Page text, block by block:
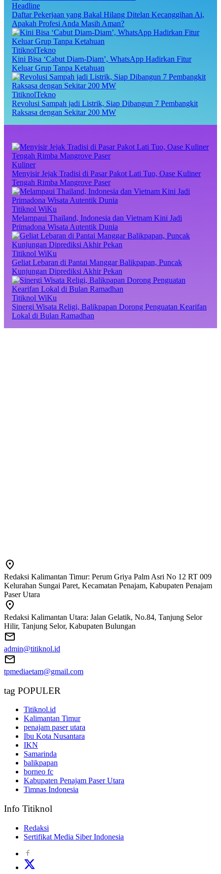
Headline
Daftar Pekerjaan yang Bakal Hilang Ditelan Kecanggihan Ai,
Apakah Profesi Anda Masih Aman?
TitiknolTekno
Kini Bisa ‘Cabut Diam-Diam’, WhatsApp Hadirkan Fitur
Keluar Grup Tanpa Ketahuan
TitiknolTekno
Revolusi Sampah jadi Listrik, Siap Dibangun 7 Pembangkit
Raksasa dengan Sekitar 200 MW
Kuliner
Menyisir Jejak Tradisi di Pasar Pakot Lati Tuo, Oase Kuliner
Tengah Rimba Mangrove Paser
Titiknol WiKu
Melampaui Thailand, Indonesia dan Vietnam Kini Jadi
Primadona Wisata Autentik Dunia
Titiknol WiKu
Geliat Lebaran di Pantai Manggar Balikpapan, Puncak
Kunjungan Diprediksi Akhir Pekan
Titiknol WiKu
Sinergi Wisata Religi, Balikpapan Dorong Penguatan Kearifan
Lokal di Bulan Ramadhan
Redaksi Kalimantan Timur: Perum Griya Palm Asri No 12 RT 009
Kelurahan Sungai Paret, Kecamatan Penajam, Kabupaten Penajam
Paser Utara
Redaksi Kalimantan Utara: Jalan Gelatik, No.84, Tanjung Selor
Hilir, Tanjung Selor, Kabupaten Bulungan
admin@titiknol.id
tpmediaetam@gmail.com
tag POPULER
Titiknol.id
Kalimantan Timur
penajam paser utara
Ibu Kota Nusantara
IKN
Samarinda
balikpapan
borneo fc
Kabupaten Penajam Paser Utara
Timnas Indonesia
Info Titiknol
Redaksi
Sertifikat Media Siber Indonesia